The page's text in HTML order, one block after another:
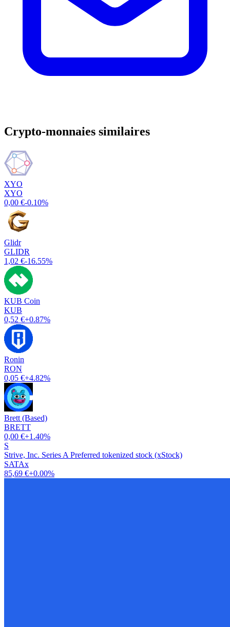
Crypto-monnaies similaires
XYO
XYO
0,00 €-0.10%
Glidr
GLIDR
1,02 €-16.55%
KUB Coin
KUB
0,52 €+0.87%
Ronin
RON
0,05 €+4.82%
Brett (Based)
BRETT
0,00 €+1.40%
S
Strive, Inc. Series A Preferred tokenized stock (xStock)
SATAx
85,69 €+0.00%